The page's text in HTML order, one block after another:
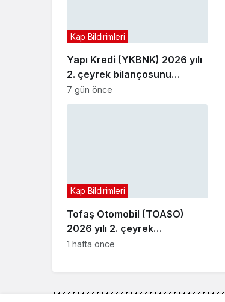
Yapı Kredi (YKBNK) 2026 yılı
2. çeyrek bilançosunu
açıkladı
Kap Bildirimleri
7 gün önce
Tofaş Otomobil (TOASO)
2026 yılı 2. çeyrek
bilançosunu açıkladı
Kap Bildirimleri
1 hafta önce